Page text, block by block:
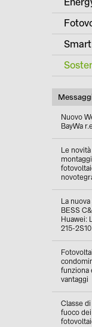
Nuovo
BayWa
Le
La
BESS
Huawei:
215-2S10
funziona
vantaggi
Classe
fuoco